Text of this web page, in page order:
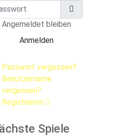
Angemeldet bleiben
Anmelden
Passwort vergessen?
Benutzername
vergessen?
Registrieren
Spiele